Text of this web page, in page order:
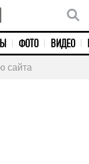
ФОТО ВИДЕО
сайта